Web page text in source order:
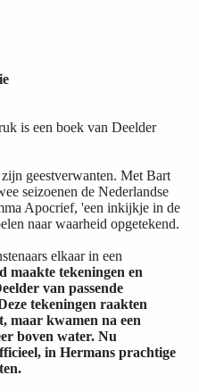
is een boek van Deelder
geestverwanten. Met Bart
seizoenen de Nederlandse
Apocrief, 'een inkijkje in de
naar waarheid opgetekend.
elkaar in een
maakte tekeningen en
van passende
tekeningen raakten
maar kwamen na een
boven water. Nu
in Hermans prachtige